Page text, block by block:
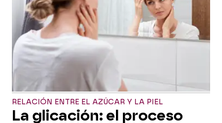
RELACIÓN ENTRE EL AZÚCAR Y LA PIEL
La glicación: el proceso